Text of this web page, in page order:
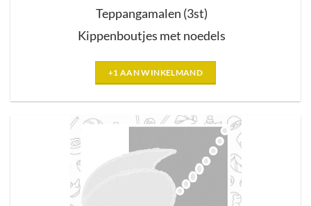
Teppangamalen (3st)
Kippenboutjes met noedels
+1 AAN WINKELMAND